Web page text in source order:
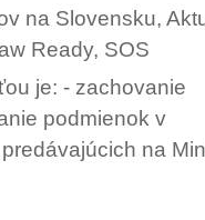
na Slovensku,
Ready, SOS
je: - zachovanie
podmienok v
na